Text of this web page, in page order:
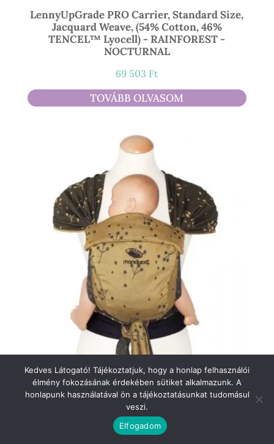
LennyUpGrade PRO Carrier, Standard Size,
Jacquard Weave, (54% Cotton, 46%
TENCEL™ Lyocell) - RAINFOREST -
NOCTURNAL
69 503 Ft
TOVÁBB OLVASOM
Kedves Látogató! Tájékoztatjuk, hogy a honlap felhasználói
élmény fokozásának érdekében sütiket alkalmazunk. A
honlapunk használatával ön a tájékoztatásunkat tudomásul
veszi.
Elfogadom